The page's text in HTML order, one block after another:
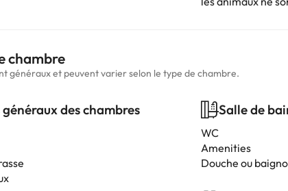
chambre
généraux et peuvent varier selon le type de chambre.
des chambres Salle de
WC
Amenities
Douche ou